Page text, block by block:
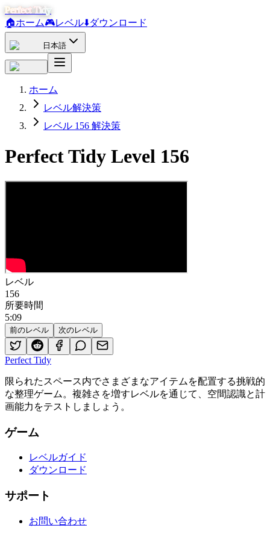
Perfect Tidy
🏠ホーム🎮レベル⬇️ダウンロード
日本語
ホーム
レベル解決策
レベル 156 解決策
Perfect Tidy Level 156
レベル
156
所要時間
5:09
前のレベル 次のレベル
Perfect Tidy
限られたスペース内でさまざまなアイテムを配置する挑戦的
な整理ゲーム。複雑さを増すレベルを通じて、空間認識と計
画能力をテストしましょう。
ゲーム
レベルガイド
ダウンロード
サポート
お問い合わせ